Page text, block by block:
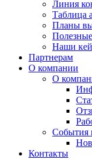
Линия
Таблица
Планы
Наши
Партнерам
О компании
О
События
Контакты